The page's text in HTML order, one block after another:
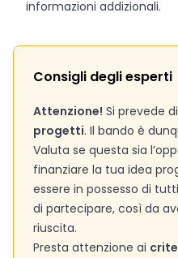
informazioni addizionali.
Consigli degli esperti
Attenzione! Si prevede
progetti. Il bando è
Valuta se questa sia
finanziare la tua idea
essere in possesso di
di partecipare, così da
riuscita.
Presta attenzione ai